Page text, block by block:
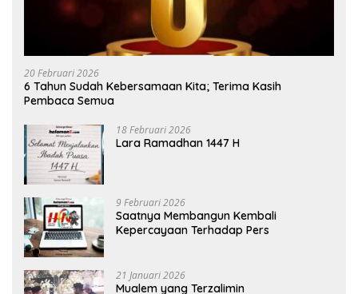
20 Februari 2026
6 Tahun Sudah Kebersamaan Kita; Terima Kasih
Pembaca Semua
18 Februari 2026
Lara Ramadhan 1447 H
9 Februari 2026
Saatnya Membangun Kembali
Kepercayaan Terhadap Pers
21 Januari 2026
Mualem yang Terzalimin